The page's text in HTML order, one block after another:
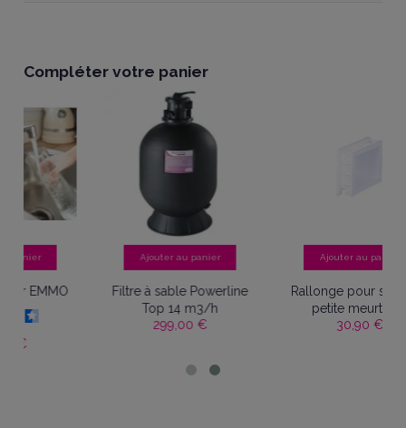
Compléter votre panier
panier
Powerline
m3/h
€
Ajouter au panier
Rallonge pour skimmer
petite meurtrière
30,90 €
Ajouter au panier
Filtre à sable
Top 6m3/h
199,00 €